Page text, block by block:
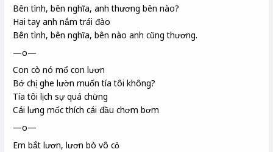
Bên tình, bên nghĩa, anh thương bên nào?
Hai tay anh nắm trái đào
Bên tình, bên nghĩa, bên nào anh cũng thương.
—o—
Con cò nó mổ con lươn
Bớ chị ghe lườn muốn tía tôi không?
Tía tôi lịch sự quá chừng
Cái lưng mốc thích cái đầu chơm bơm
—o—
Em bắt lươn, lươn bò vô cỏ